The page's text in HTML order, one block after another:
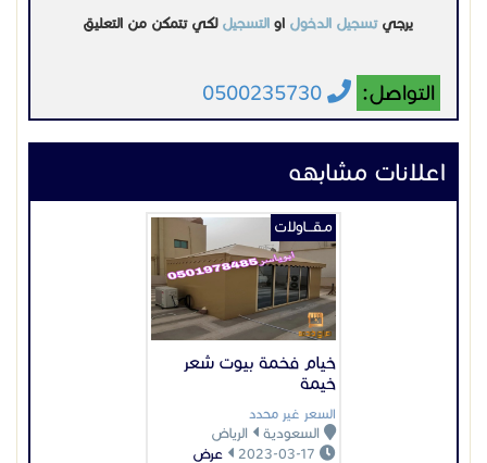
يرجيتسجيل الدخول او التسجيل لكي تتمكن من التعليق
التواصل: 0500235730
اعلانات مشابهه
خيام فخمة بيوت شعر
خيمة
السعر غير محدد
السعودية
الرياض
عرض
مـقـــاولات